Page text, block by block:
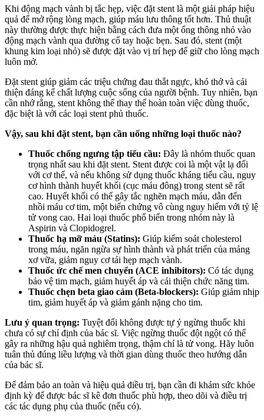
Khi động mạch vành bị tắc hẹp, việc đặt stent là một giải pháp hiệu
quả để mở rộng lòng mạch, giúp máu lưu thông tốt hơn. Thủ thuật
này thường được thực hiện bằng cách đưa một ống thông nhỏ vào
động mạch vành qua đường cổ tay hoặc bẹn. Sau đó, stent (một
khung kim loại nhỏ) sẽ được đặt vào vị trí hẹp để giữ cho lòng mạch
luôn mở.
Đặt stent giúp giảm các triệu chứng đau thắt ngực, khó thở và cải
thiện đáng kể chất lượng cuộc sống của người bệnh. Tuy nhiên, bạn
cần nhớ rằng, stent không thể thay thế hoàn toàn việc dùng thuốc,
đặc biệt là với các loại stent phủ thuốc.
Vậy, sau khi đặt stent, bạn cần uống những loại thuốc nào?
Thuốc chống ngưng tập tiểu cầu: Đây là nhóm thuốc quan
trọng nhất sau khi đặt stent. Stent được coi là một vật lạ đối
với cơ thể, và nếu không sử dụng thuốc kháng tiểu cầu, nguy
cơ hình thành huyết khối (cục máu đông) trong stent sẽ rất
cao. Huyết khối có thể gây tắc nghẽn mạch máu, dẫn đến
nhồi máu cơ tim, một biến chứng vô cùng nguy hiểm với tỷ lệ
tử vong cao. Hai loại thuốc phổ biến trong nhóm này là
Aspirin và Clopidogrel.
Thuốc hạ mỡ máu (Statins): Giúp kiểm soát cholesterol
trong máu, ngăn ngừa sự hình thành và phát triển của mảng
xơ vữa, giảm nguy cơ tái hẹp mạch vành.
Thuốc ức chế men chuyển (ACE inhibitors): Có tác dụng
bảo vệ tim mạch, giảm huyết áp và cải thiện chức năng tim.
Thuốc chẹn beta giao cảm (Beta-blockers): Giúp giảm nhịp
tim, giảm huyết áp và giảm gánh nặng cho tim.
Lưu ý quan trọng: Tuyệt đối không được tự ý ngừng thuốc khi
chưa có sự chỉ định của bác sĩ. Việc ngừng thuốc đột ngột có thể
gây ra những hậu quả nghiêm trọng, thậm chí là tử vong. Hãy luôn
tuân thủ đúng liều lượng và thời gian dùng thuốc theo hướng dẫn
của bác sĩ.
Để đảm bảo an toàn và hiệu quả điều trị, bạn cần đi khám sức khỏe
định kỳ để được bác sĩ kê đơn thuốc phù hợp, theo dõi và điều trị
các tác dụng phụ của thuốc (nếu có).